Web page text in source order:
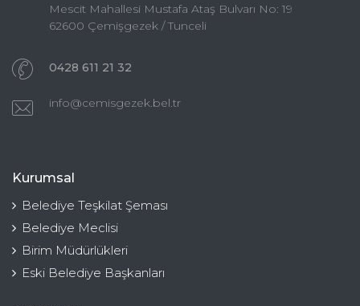
Mescit Mahallesi Mustafa Ataş Bulvarı No: 19
62600 Çemişgezek / Tunceli
0428 611 21 32
info@cemisgezek.bel.tr
Kurumsal
Belediye Teşkilat Şeması
Belediye Meclisi
Birim Müdürlükleri
Eski Belediye Başkanları